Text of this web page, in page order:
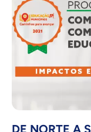
DE NORTE A